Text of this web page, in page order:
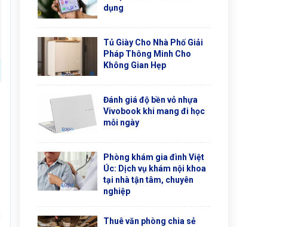
dụng
Tủ Giày Cho Nhà Phố Giải
Pháp Thông Minh Cho
Không Gian Hẹp
Đánh giá độ bền vỏ nhựa
Vivobook khi mang đi học
mỗi ngày
Phòng khám gia đình Việt
Úc: Dịch vụ khám nội khoa
tại nhà tận tâm, chuyên
nghiệp
Thuê văn phòng chia sẻ